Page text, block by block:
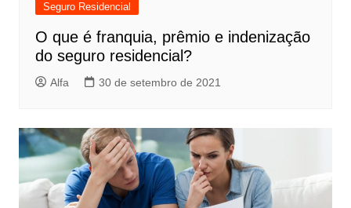
Seguro Residencial
O que é franquia, prêmio e indenização
do seguro residencial?
Alfa 30 de setembro de 2021